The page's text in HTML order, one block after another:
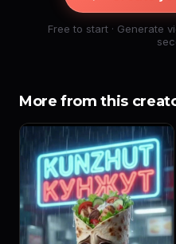
Free to start · Generate
More from this